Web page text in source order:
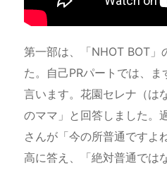
第一部は、「NHOT BOT」
た。自己PRパートでは、
言います。花園セレナ（
のママ」と回答しました。
さんが「今の所普通ですよ
高に答え、「絶対普通では